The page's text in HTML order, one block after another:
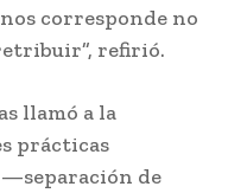
corresponde no
refirió.
llamó a la
prácticas
de